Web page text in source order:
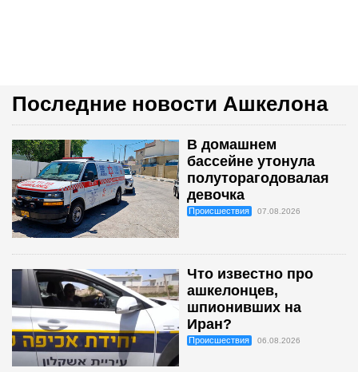
Последние новости Ашкелона
В домашнем
бассейне утонула
полуторагодовалая
девочка
Происшествия 07.08.2026
Что известно про
ашкелонцев,
шпионивших на
Иран?
Происшествия 06.08.2026